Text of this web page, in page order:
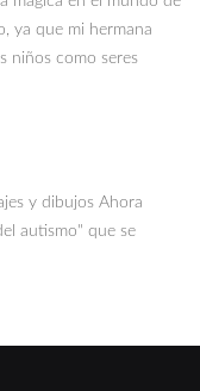
ya que mi hermana
niños como seres
y dibujos Ahora
autismo" que se